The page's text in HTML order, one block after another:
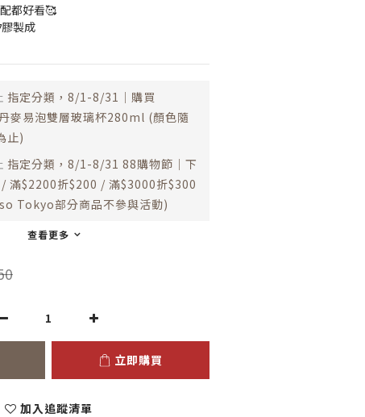
都好看🥰
製成
指定分類，8/1-8/31｜購買
麥易泡雙層玻璃杯280ml (顏色隨
止)
指定分類，8/1-8/31 88購物節｜下
滿$2200折$200 / 滿$3000折$300
Tokyo部分商品不參與活動)
查看更多
立即購買
加入追蹤清單